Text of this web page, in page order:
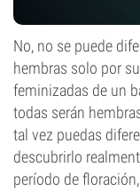
No, no se puede
hembras solo por
feminizadas de un
todas serán
tal vez puedas
descubrirlo
período de